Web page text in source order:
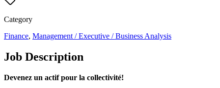
Category
Finance, Management / Executive / Business Analysis
Job Description
Devenez un actif pour la collectivité!